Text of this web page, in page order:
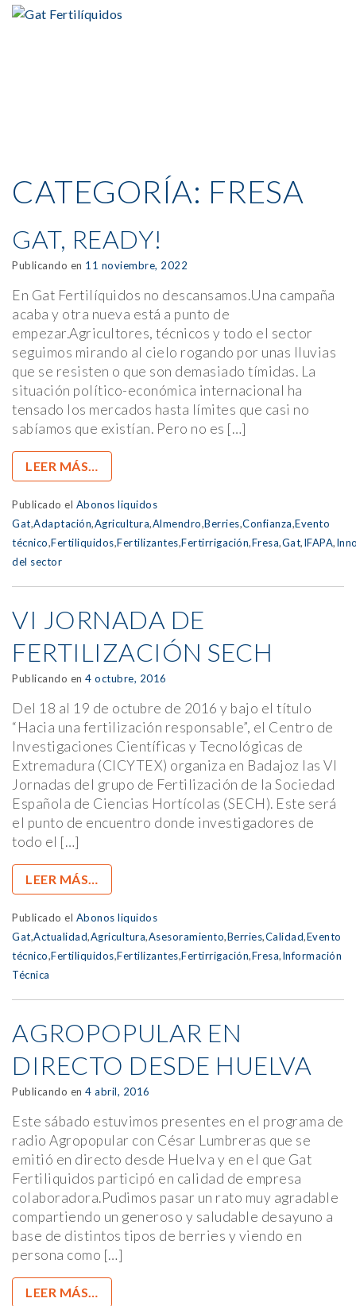
CATEGORÍA: FRESA
GAT, READY!
Publicando en 11 noviembre, 2022
En Gat Fertilíquidos no descansamos.Una campaña
acaba y otra nueva está a punto de
empezar.Agricultores, técnicos y todo el sector
seguimos mirando al cielo rogando por unas lluvias
que se resisten o que son demasiado tímidas. La
situación político-económica internacional ha
tensado los mercados hasta límites que casi no
sabíamos que existían. Pero no es […]
LEER MÁS…
Publicado el Abonos liquidos
Gat,Adaptación,Agricultura,Almendro,Berries,Confianza,Evento
técnico,Fertiliquidos,Fertilizantes,Fertirrigación,Fresa,Gat,IFAPA,
del sector
VI JORNADA DE
FERTILIZACIÓN SECH
Publicando en 4 octubre, 2016
Del 18 al 19 de octubre de 2016 y bajo el título
“Hacia una fertilización responsable”, el Centro de
Investigaciones Científicas y Tecnológicas de
Extremadura (CICYTEX) organiza en Badajoz las VI
Jornadas del grupo de Fertilización de la Sociedad
Española de Ciencias Hortícolas (SECH). Este será
el punto de encuentro donde investigadores de
todo el […]
LEER MÁS…
Publicado el Abonos liquidos
Gat,Actualidad,Agricultura,Asesoramiento,Berries,Calidad,Evento
técnico,Fertiliquidos,Fertilizantes,Fertirrigación,Fresa,Información
Técnica
AGROPOPULAR EN
DIRECTO DESDE HUELVA
Publicando en 4 abril, 2016
Este sábado estuvimos presentes en el programa de
radio Agropopular con César Lumbreras que se
emitió en directo desde Huelva y en el que Gat
Fertiliquidos participó en calidad de empresa
colaboradora.Pudimos pasar un rato muy agradable
compartiendo un generoso y saludable desayuno a
base de distintos tipos de berries y viendo en
persona como […]
LEER MÁS…